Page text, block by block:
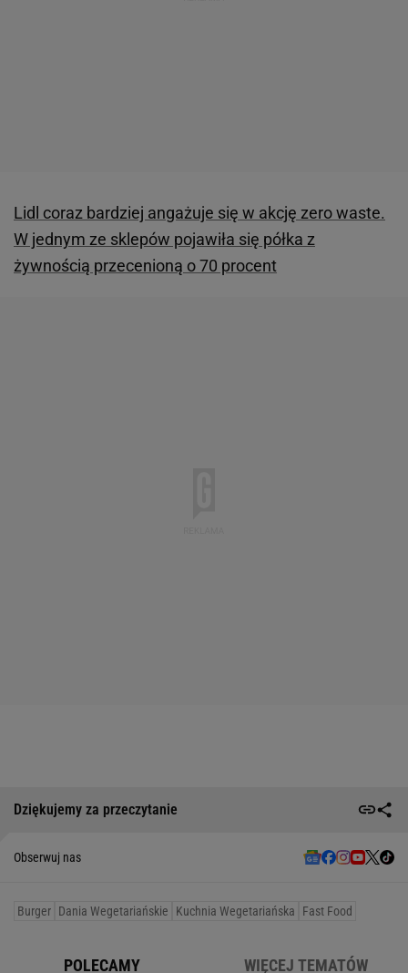
Lidl coraz bardziej angażuje się w akcję zero waste.
W jednym ze sklepów pojawiła się półka z
żywnością przecenioną o 70 procent
Dziękujemy za przeczytanie
Obserwuj nas
Burger Dania Wegetariańskie Kuchnia Wegetariańska Fast Food
POLECAMY WIĘCEJ TEMATÓW